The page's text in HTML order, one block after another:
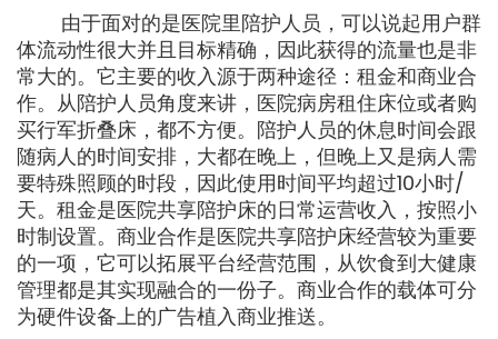
由于面对的是医院里陪护人员，可以说起用户群
体流动性很大并且目标精确，因此获得的流量也是非
常大的。它主要的收入源于两种途径：租金和商业合
作。从陪护人员角度来讲，医院病房租住床位或者购
买行军折叠床，都不方便。陪护人员的休息时间会跟
随病人的时间安排，大都在晚上，但晚上又是病人需
要特殊照顾的时段，因此使用时间平均超过10小时/
天。租金是医院共享陪护床的日常运营收入，按照小
时制设置。商业合作是医院共享陪护床经营较为重要
的一项，它可以拓展平台经营范围，从饮食到大健康
管理都是其实现融合的一份子。商业合作的载体可分
为硬件设备上的广告植入商业推送。